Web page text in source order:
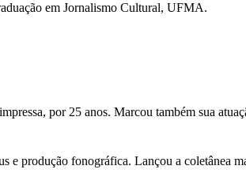
em Jornalismo Cultural, UFMA.
por 25 anos. Marcou também sua
e produção fonográfica. Lançou a coletânea